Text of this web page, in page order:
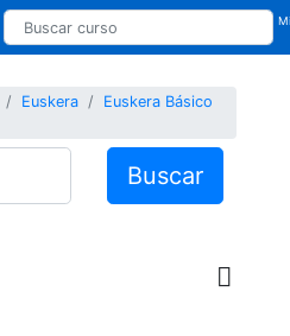
Euskera
Euskera Básico
Buscar